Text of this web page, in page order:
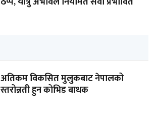
अतिकम विकसित मुलुकबाट नेपालको
स्तरोन्नती हुन कोभिड बाधक